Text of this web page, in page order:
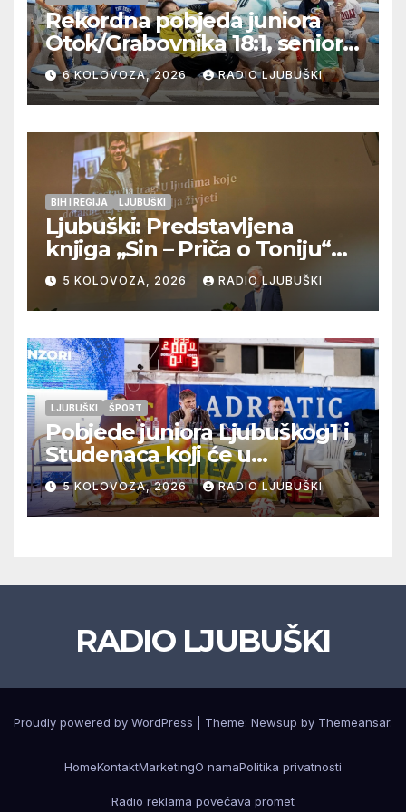
Rekordna pobjeda juniora
Otok/Grabovnika 18:1, seniori
Pregrađa u četvrtfinalu,
Veljaci i Cerno/Crnopod u
doigravanju, Grljevići završili
natjecanje
6 KOLOVOZA, 2026 RADIO LJUBUŠKI
BIH I REGIJA LJUBUŠKI
Ljubuški: Predstavljena
knjiga „Sin – Priča o Toniju“
dr. sc. Zdenka Hercega
5 KOLOVOZA, 2026 RADIO LJUBUŠKI
LJUBUŠKI ŠPORT
Pobjede juniora Ljubuškog1 i
Studenaca koji će u
međusobnom susretu
odlučiti o prvom mjestu u
skupini “A”, seniori Teskere
pobjedom protiv Crvenog
5 KOLOVOZA, 2026 RADIO LJUBUŠKI
RADIO LJUBUŠKI
Proudly powered by WordPress Theme: Newsup by Themeansar.
HomeKontaktMarketingO namaPolitika privatnosti
Radio reklama povećava promet